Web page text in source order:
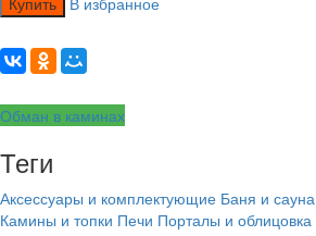
Обман в каминах
Теги
Аксессуары и комплектующие Баня и сауна
Камины и топки Печи Порталы и облицовка